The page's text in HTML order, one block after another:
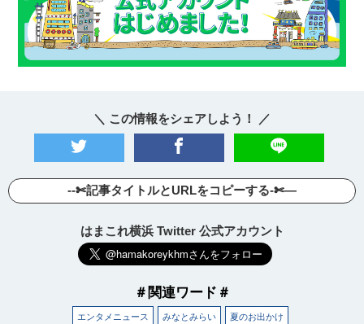
＼ この情報をシェアしよう！ ／
--✄記事タイトルとURLをコピーする-✄—
はまこれ横浜 Twitter 公式アカウント
＃関連ワード＃
エンタメニュース みなとみらい 夏のお出かけ